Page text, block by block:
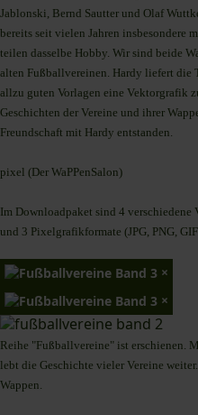
Jablonski, Bernd Sautter und Olaf
bereits seit vielen Jahren insbesondere
teilen dasselbe Hobby. Wir sind beide
alten Fußballvereinen. Hardy liefert die
allzu guten Vorlagen eine Vektorgrafik
Geschichten der Vereine und ihrer
Freundschaft mit Hardy entstanden.
pixel (Der WaPPenSalon)
Im Downloadpaket sind 4 verschiedene
und 3 Pixelgrafikformate (JPG, PNG,
×
×
Reihe "Fußballvereine" ist erschienen.
lebt die Geschichte vieler Vereine
Wappen.